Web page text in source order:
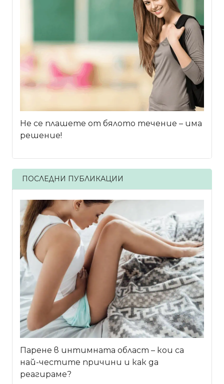
Не се плашете от бялото течение – има
решение!
ПОСЛЕДНИ ПУБЛИКАЦИИ
Парене в интимната област – кои са
най-честите причини и как да
реагираме?